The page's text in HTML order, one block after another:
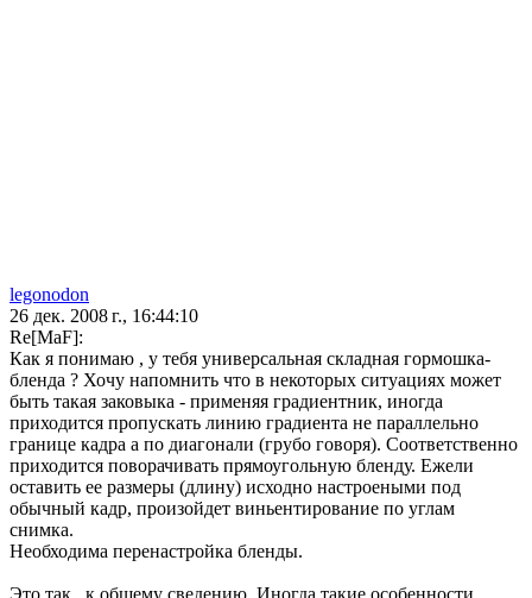
legonodon
26 дек. 2008 г., 16:44:10
Re[MaF]:
Как я понимаю , у тебя универсальная складная гормошка-
бленда ? Хочу напомнить что в некоторых ситуациях может
быть такая заковыка - применяя градиентник, иногда
приходится пропускать линию градиента не параллельно
границе кадра а по диагонали (грубо говоря). Соответственно
приходится поворачивать прямоугольную бленду. Ежели
оставить ее размеры (длину) исходно настроеными под
обычный кадр, произойдет виньентирование по углам
снимка.
Необходима перенастройка бленды.